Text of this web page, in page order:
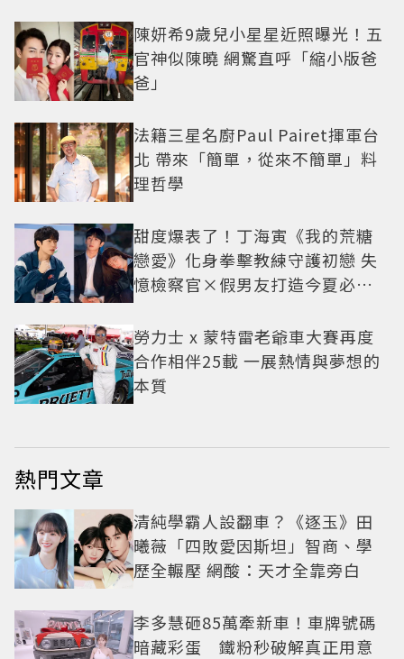
陳妍希9歲兒小星星近照曝光！五
官神似陳曉 網驚直呼「縮小版爸
爸」
法籍三星名廚Paul Pairet揮軍台
北 帶來「簡單，從來不簡單」料
理哲學
甜度爆表了！丁海寅《我的荒糖
戀愛》化身拳擊教練守護初戀 失
憶檢察官×假男友打造今夏必看
勞力士 x 蒙特雷老爺車大賽再度
合作相伴25載 一展熱情與夢想的
本質
熱門文章
清純學霸人設翻車？《逐玉》田
曦薇「四敗愛因斯坦」智商、學
歷全輾壓 網酸：天才全靠旁白
李多慧砸85萬牽新車！車牌號碼
暗藏彩蛋 鐵粉秒破解真正用意